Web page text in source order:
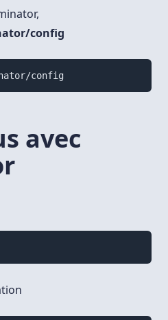
config
nano ~/.config/terminator/config
avec